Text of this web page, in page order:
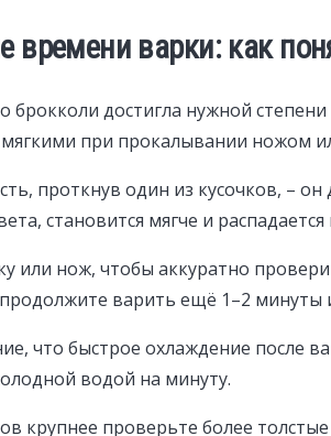
времени варки: как
брокколи достигла нужной
при прокалывании ножом
проткнув один из кусочков, –
становится мягче и
или нож, чтобы аккуратно
варить ещё 1–2 минуты
что быстрое охлаждение после
водой на минуту.
крупнее проверьте более